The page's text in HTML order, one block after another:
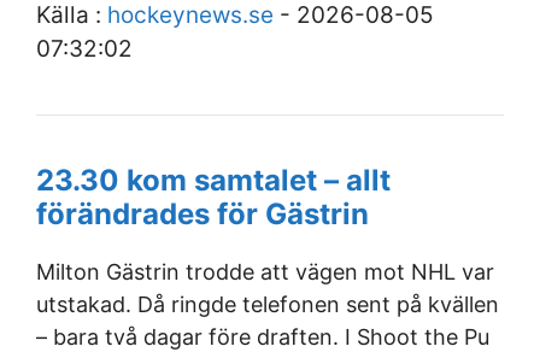
Källa : hockeynews.se - 2026-08-05
07:32:02
23.30 kom samtalet – allt
förändrades för Gästrin
Milton Gästrin trodde att vägen mot NHL var
utstakad. Då ringde telefonen sent på kvällen
– bara två dagar före draften. I Shoot the Pu